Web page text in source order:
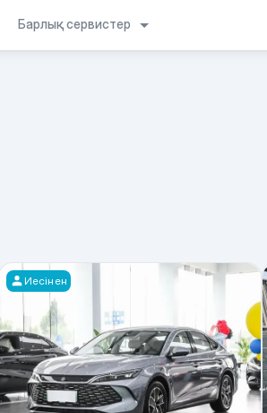
Барлық сервистер
Иесінен